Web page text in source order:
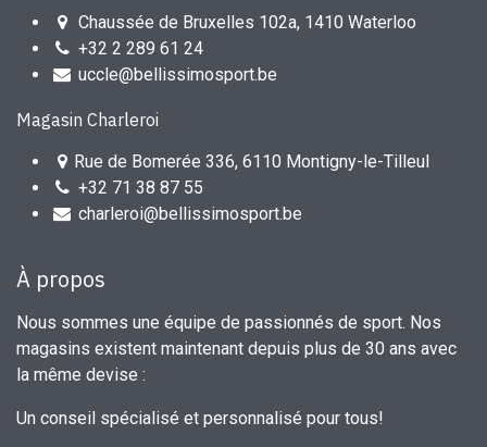
Chaussée de Bruxelles 102a, 1410 Waterloo
+32 2 289 61 24
uccle@bellissimosport.be
Magasin Charleroi
Rue de Bomerée 336, 6110 Montigny-le-Tilleul
+32 71 38 87 55
charleroi@bellissimosport.be
À propos
Nous sommes une équipe de passionnés de sport. Nos
magasins existent maintenant depuis plus de 30 ans avec
la même devise :
Un conseil spécialisé et personnalisé pour tous!